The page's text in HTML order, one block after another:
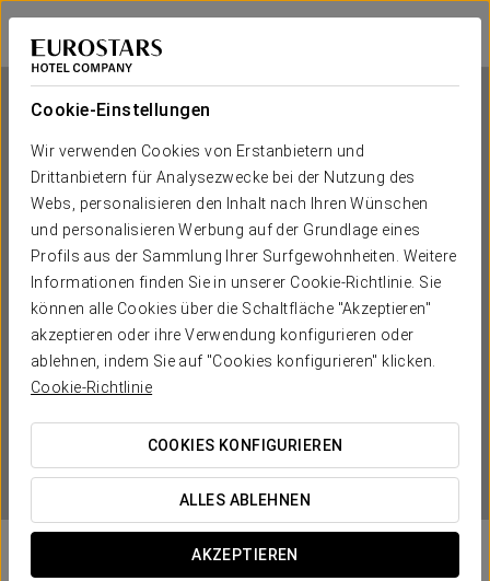
Cookie-Einstellungen
Wir verwenden Cookies von Erstanbietern und
Drittanbietern für Analysezwecke bei der Nutzung des
Webs, personalisieren den Inhalt nach Ihren Wünschen
und personalisieren Werbung auf der Grundlage eines
Profils aus der Sammlung Ihrer Surfgewohnheiten. Weitere
Informationen finden Sie in unserer Cookie-Richtlinie. Sie
können alle Cookies über die Schaltfläche "Akzeptieren"
akzeptieren oder ihre Verwendung konfigurieren oder
ablehnen, indem Sie auf "Cookies konfigurieren" klicken.
Cookie-Richtlinie
COOKIES KONFIGURIEREN
ALLES ABLEHNEN
AKZEPTIEREN
Crisol Chiclana
CÁDIZ - CHICLANA DE LA FRONTERA
Crisol Chiclana
CÁDIZ - CHICLANA DE LA FRONTERA
WANN MÖCHTEN SIE REISEN?
 